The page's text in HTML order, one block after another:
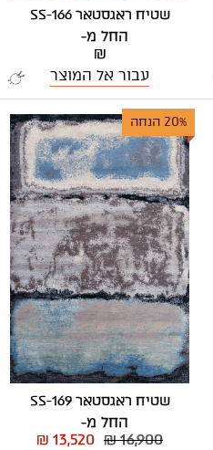
שטיח ראגסטאר SS-166
החל מ-
₪
עבור אל המוצר
20% הנחה
שטיח ראגסטאר SS-169
החל מ-
₪ 16,900
₪ 13,520